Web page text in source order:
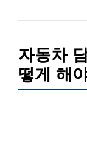
자동차
떻게 해